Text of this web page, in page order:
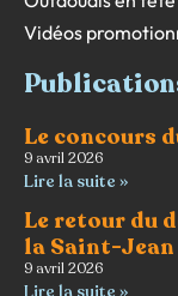
Vidéos
Le concours
9 avril 2026
Lire la suite »
Le retour du
la Saint-Jean
9 avril 2026